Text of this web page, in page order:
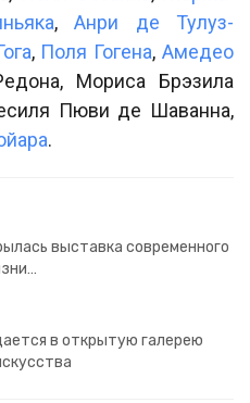
,Анри де Тулуз-
, Поля Гогена,Амедео
Мориса Брэзила
Пюви де Шаванна,
.
выставка современного
в открытую галерею